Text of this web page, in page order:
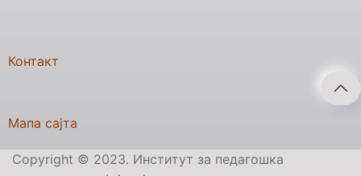
Контакт
Мапа сајта
Copyright © 2023. Институт за педагошка